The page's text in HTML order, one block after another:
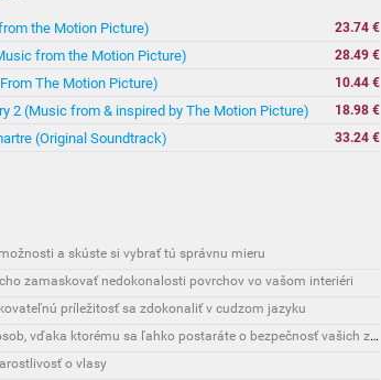
the Motion Picture) 23.74 €
from the Motion Picture) 28.49 €
The Motion Picture) 10.44 €
2 (Music from & inspired by The Motion Picture) 18.98 €
(Original Soundtrack) 33.24 €
a skúste si vybrať tú správnu mieru
zamaskovať nedokonalosti povrchov vo vašom interiéri
príležitosť sa zdokonaliť v cudzom jazyku
Interesante: Unikátny spôsob, vďaka ktorému sa ľahko postaráte o bezpečnosť vašich zásielok
o vlasy